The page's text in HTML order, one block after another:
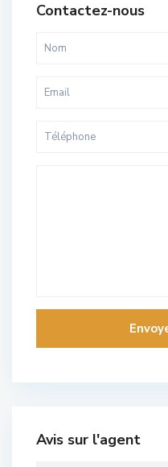
Contactez-nous
Avis sur l'agent